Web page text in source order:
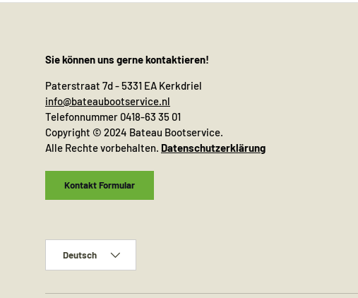
Sie können uns gerne kontaktieren!
Paterstraat 7d - 5331 EA Kerkdriel
info@bateaubootservice.nl
Telefonnummer 0418-63 35 01
Copyright © 2024 Bateau Bootservice.
Alle Rechte vorbehalten. Datenschutzerklärung
Kontakt Formular
Deutsch